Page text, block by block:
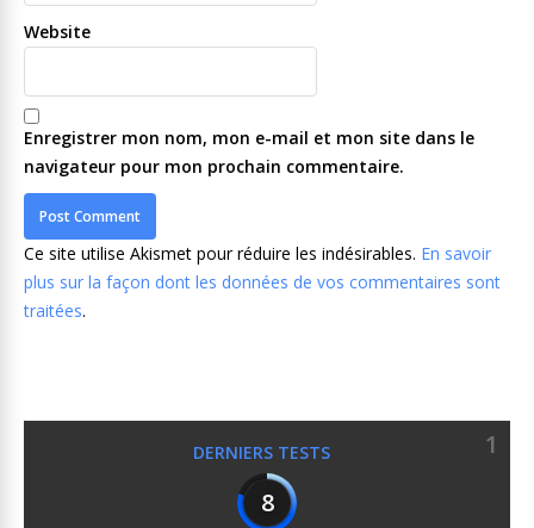
Website
Enregistrer mon nom, mon e-mail et mon site dans le
navigateur pour mon prochain commentaire.
Ce site utilise Akismet pour réduire les indésirables. En savoir
plus sur la façon dont les données de vos commentaires sont
traitées.
DERNIERS TESTS
1
8